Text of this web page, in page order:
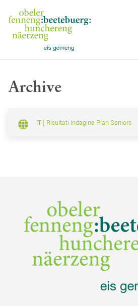
Archive
IT | Risultati Indagine Plan Seniors